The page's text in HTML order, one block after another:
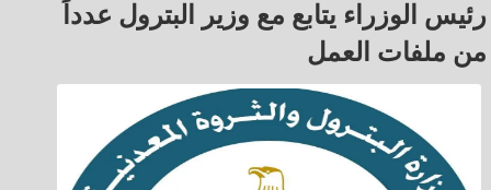
رئيس الوزراء يتابع مع وزير البترول عدداً
من ملفات العمل